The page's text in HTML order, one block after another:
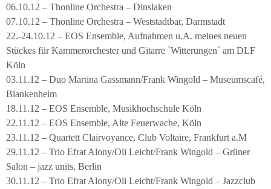
06.10.12 – Thonline Orchestra – Dinslaken
07.10.12 – Thonline Orchestra – Weststadtbar, Darmstadt
22.-24.10.12 – EOS Ensemble, Aufnahmen u.A. meines neuen
Stückes für Kammerorchester und Gitarre `Witterungen´ am DLF
Köln
03.11.12 – Duo Martina Gassmann/Frank Wingold – Museumscafé,
Blankenheim
18.11.12 – EOS Ensemble, Musikhochschule Köln
22.11.12 – EOS Ensemble, Alte Feuerwache, Köln
23.11.12 – Quartett Clairvoyance, Club Voltaire, Frankfurt a.M
29.11.12 – Trio Efrat Alony/Oli Leicht/Frank Wingold – Grüner
Salon – jazz units, Berlin
30.11.12 – Trio Efrat Alony/Oli Leicht/Frank Wingold – Jazzclub